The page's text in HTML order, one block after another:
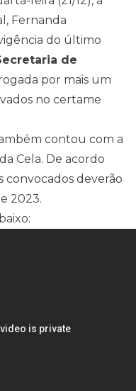
Fernanda
do último
de
por mais um
no certame
contou com a
Cela. De acordo
convocados deverão
2023.